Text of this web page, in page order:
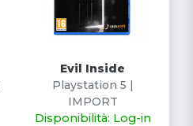
Evil Inside
Playstation 5 |
IMPORT
Disponibilità: Log-in